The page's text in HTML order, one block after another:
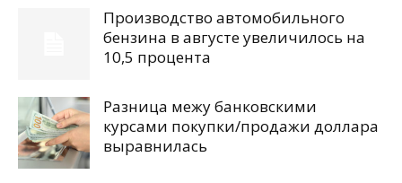
Производство автомобильного
бензина в августе увеличилось на
10,5 процента
Разница межу банковскими
курсами покупки/продажи доллара
выравнилась